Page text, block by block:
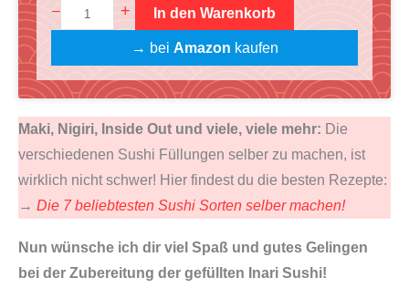
ü
n
g
i
c
h
e
r
e
l
l
e
r
e
i
s
–
S
u
h
+
G
i
m
a
+ In den Warenkorb
→ bei Amazon kaufen
Maki, Nigiri, Inside Out und viele, viele mehr: Die
verschiedenen Sushi Füllungen selber zu machen, ist
wirklich nicht schwer! Hier findest du die besten Rezepte:
→ Die 7 beliebtesten Sushi Sorten selber machen!
Nun wünsche ich dir viel Spaß und gutes Gelingen
bei der Zubereitung der gefüllten Inari Sushi!